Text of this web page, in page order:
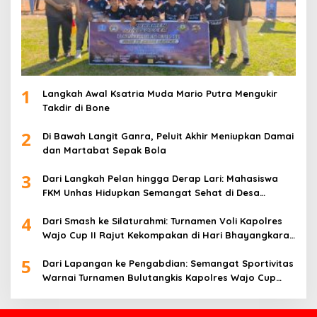
1
Langkah Awal Ksatria Muda Mario Putra Mengukir
Takdir di Bone
2
Di Bawah Langit Ganra, Peluit Akhir Meniupkan Damai
dan Martabat Sepak Bola
3
Dari Langkah Pelan hingga Derap Lari: Mahasiswa
FKM Unhas Hidupkan Semangat Sehat di Desa
4
Dari Smash ke Silaturahmi: Turnamen Voli Kapolres
Wajo Cup II Rajut Kekompakan di Hari Bhayangkara
5
Dari Lapangan ke Pengabdian: Semangat Sportivitas
Warnai Turnamen Bulutangkis Kapolres Wajo Cup